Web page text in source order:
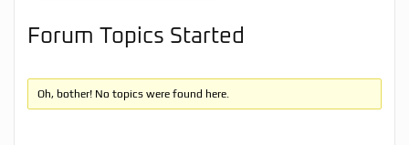
Forum Topics Started
Oh, bother! No topics were found here.